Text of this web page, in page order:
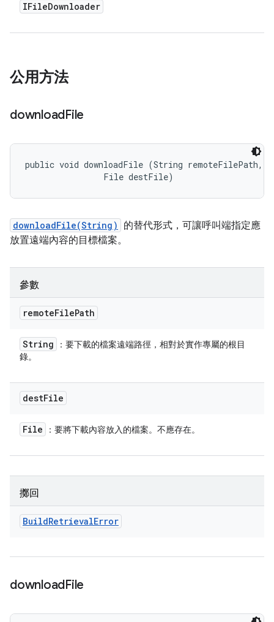
IFileDownloader
公用方法
downloadFile
public void downloadFile (String remoteFilePath,
                File destFile)
downloadFile(String)
的替代形式，可讓呼叫端指定應
放置遠端內容的目標檔案。
參數
remoteFilePath
String
：要下載的檔案遠端路徑，相對於實作專屬的根目
錄。
destFile
File ：要將下載內容放入的檔案。不應存在。
擲回
BuildRetrievalError
downloadFile